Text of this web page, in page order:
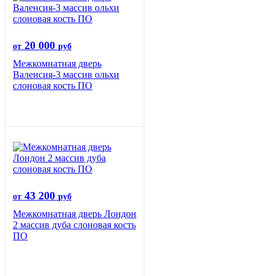
от 20 000 руб
Межкомнатная дверь
Валенсия-3 массив ольхи
слоновая кость ПО
от 43 200 руб
Межкомнатная дверь Лондон
2 массив дуба слоновая кость
ПО